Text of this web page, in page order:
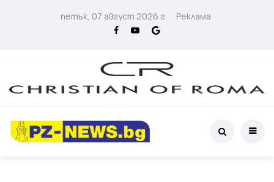
петък, 07 август 2026 г. Реклама